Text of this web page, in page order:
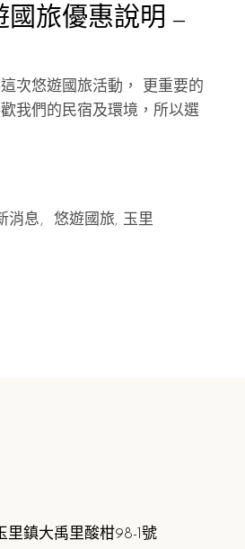
國旅優惠說明 –
次悠遊國旅活動， 更重要的
我們的民宿及環境，所以選
消息 悠遊國旅 玉里
里鎮大禹里酸柑98-1號